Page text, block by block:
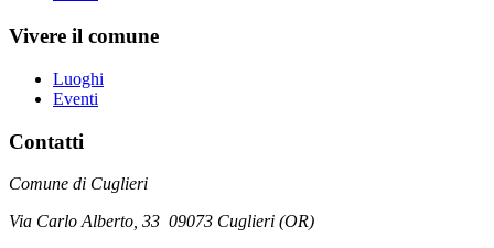
Vivere il comune
Luoghi
Eventi
Contatti
Comune di Cuglieri
Via Carlo Alberto, 33 09073 Cuglieri (OR)